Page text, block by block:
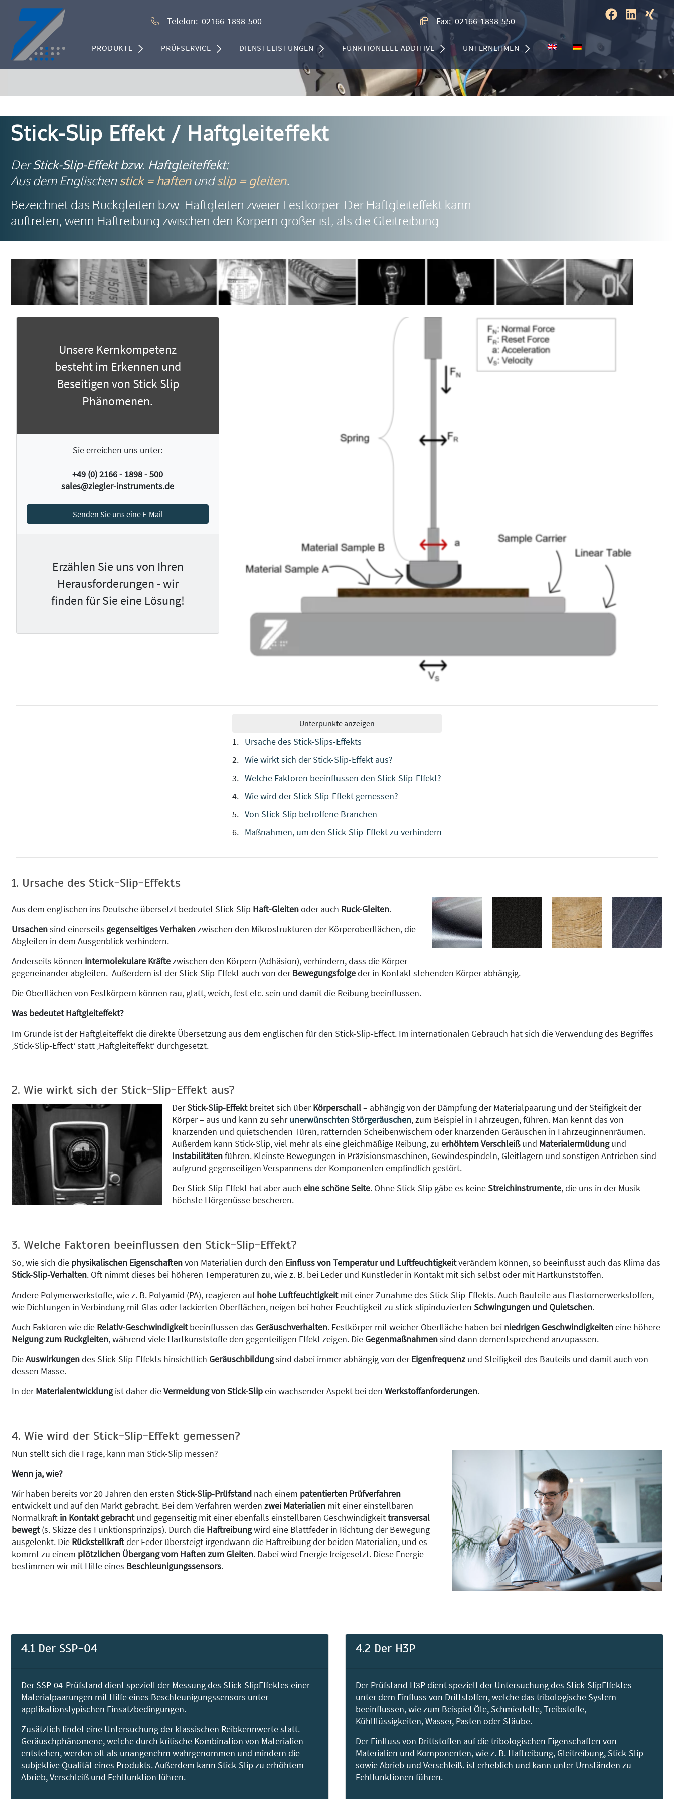
Telefon: 02166-1898-500 Fax: 02166-1898-550
PRODUKTE PRÜFSERVICE DIENSTLEISTUNGEN FUNKTIONELLE ADDITIVE UNTERNEHMEN
Stick-Slip Effekt / Haftgleiteffekt
DerStick-Slip-Effekt bzw. Haftgleiteffekt:
Aus dem Englischenstick = haftenundslip = gleiten.
Bezeichnet das Ruckgleiten bzw. Haftgleiten zweier Festkörper. Der Haftgleiteffekt kann
auftreten, wenn Haftreibung zwischen den Körpern größer ist, als die Gleitreibung.
Unsere Kernkompetenz
besteht im Erkennen und
Beseitigen von Stick Slip
Phänomenen.
Sie erreichen uns unter:
+49 (0) 2166 - 1898 - 500
sales@ziegler-instruments.de
Senden Sie uns eine E-Mail
Erzählen Sie uns von Ihren
Herausforderungen - wir
finden für Sie eine Lösung!
Unterpunkte anzeigen
Ursache des Stick-Slips-Effekts
Wie wirkt sich der Stick-Slip-Effekt aus?
Welche Faktoren beeinflussen den Stick-Slip-Effekt?
Wie wird der Stick-Slip-Effekt gemessen?
Von Stick-Slip betroffene Branchen
Maßnahmen, um den Stick-Slip-Effekt zu verhindern
1. Ursache des Stick-Slip-Effekts
Aus dem englischen ins Deutsche übersetzt bedeutet Stick-Slip Haft-Gleitenoder auch Ruck-Gleiten.
Ursachensind einerseits gegenseitiges Verhakenzwischen den Mikrostrukturen der Körperoberflächen, die
Abgleiten in dem Ausgenblick verhindern.
Anderseits können intermolekulare Kräftezwischen den Körpern (Adhäsion), verhindern, dass die Körper
gegeneinander abgleiten. Außerdem ist der Stick-Slip-Effekt auch von derBewegungsfolgeder in Kontakt stehenden Körper abhängig.
Die Oberflächen von Festkörpern können rau, glatt, weich, fest etc. sein und damit die Reibung beeinflussen.
Was bedeutet Haftgleiteffekt?
Im Grunde ist der Haftgleiteffekt die direkte Übersetzung aus dem englischen für den Stick-Slip-Effect. Im internationalen Gebrauch hat sich die Verwendung des Begriffes
‚Stick-Slip-Effect‘ statt ‚Haftgleiteffekt‘ durchgesetzt.
2. Wie wirkt sich der Stick-Slip-Effekt aus?
DerStick-Slip-Effektbreitet sich überKörperschall– abhängig von der Dämpfung der Materialpaarung und der Steifigkeit der
Körper – aus und kann zu sehrunerwünschten Störgeräuschen, zum Beispiel in Fahrzeugen, führen. Man kennt das von
knarzenden und quietschenden Türen, ratternden Scheibenwischern oder knarzenden Geräuschen in Fahrzeuginnenräumen.
Außerdem kann Stick-Slip, viel mehr als eine gleichmäßige Reibung, zu erhöhtem Verschleißund Materialermüdungund
Instabilitätenführen. Kleinste Bewegungen in Präzisionsmaschinen, Gewindespindeln, Gleitlagern und sonstigen Antrieben sind
aufgrund gegenseitigen Verspannens der Komponenten empfindlich gestört.
Der Stick-Slip-Effekt hat aber auch eine schöne Seite. Ohne Stick-Slip gäbe es keineStreichinstrumente, die uns in der Musik
höchste Hörgenüsse bescheren.
3. Welche Faktoren beeinflussen den Stick-Slip-Effekt?
So, wie sich die physikalischen Eigenschaftenvon Materialien durch den Einfluss von Temperatur und Luftfeuchtigkeitverändern können, so beeinflusst auch das Klima das
Stick-Slip-Verhalten. Oft nimmt dieses bei höheren Temperaturen zu, wie z. B. bei Leder und Kunstleder in Kontakt mit sich selbst oder mit Hartkunststoffen.
Andere Polymerwerkstoffe, wie z. B. Polyamid (PA), reagieren aufhohe Luftfeuchtigkeitmit einer Zunahme des Stick-Slip-Effekts. Auch Bauteile aus Elastomerwerkstoffen,
wie Dichtungen in Verbindung mit Glas oder lackierten Oberflächen, neigen bei hoher Feuchtigkeit zu stick-slipinduzierten Schwingungen und Quietschen.
Auch Faktoren wie die Relativ-Geschwindigkeitbeeinflussen das Geräuschverhalten. Festkörper mit weicher Oberfläche haben bei niedrigen Geschwindigkeiteneine höhere
Neigung zum Ruckgleiten, während viele Hartkunststoffe den gegenteiligen Effekt zeigen. Die Gegenmaßnahmensind dann dementsprechend anzupassen.
DieAuswirkungendes Stick-Slip-Effekts hinsichtlich Geräuschbildungsind dabei immer abhängig von derEigenfrequenz und Steifigkeit des Bauteils und damit auch von
dessen Masse.
In derMaterialentwicklungist daher dieVermeidung von Stick-Slipein wachsender Aspekt bei den Werkstoffanforderungen.
4. Wie wird der Stick-Slip-Effekt gemessen?
Nun stellt sich die Frage, kann man Stick-Slip messen?
Wenn ja, wie?
Wir haben bereits vor 20 Jahren den ersten Stick-Slip-Prüfstand nach einem patentierten Prüfverfahren
entwickelt und auf den Markt gebracht. Bei dem Verfahren werden zwei Materialien mit einer einstellbaren
Normalkraft in Kontakt gebrachtund gegenseitig mit einer ebenfalls einstellbaren Geschwindigkeittransversal
bewegt(s. Skizze des Funktionsprinzips). Durch die Haftreibungwird eine Blattfeder in Richtung der Bewegung
ausgelenkt. Die Rückstellkraftder Feder übersteigt irgendwann die Haftreibung der beiden Materialien, und es
kommt zu einem plötzlichen Übergang vom Haften zum Gleiten. Dabei wird Energie freigesetzt. Diese Energie
bestimmen wir mit Hilfe eines Beschleunigungssensors.
4.1 Der SSP-04
Der SSP-04-Prüfstand dient speziell der Messung des Stick-SlipEffektes einer
Materialpaarungen mit Hilfe eines Beschleunigungssensors unter
applikationstypischen Einsatzbedingungen.
Zusätzlich findet eine Untersuchung der klassischen Reibkennwerte statt.
Geräuschphänomene, welche durch kritische Kombination von Materialien
entstehen, werden oft als unangenehm wahrgenommen und mindern die
subjektive Qualität eines Produkts. Außerdem kann Stick-Slip zu erhöhtem
Abrieb, Verschleiß und Fehlfunktion führen.
4.2 Der H3P
Der Prüfstand H3P dient speziell der Untersuchung des Stick-SlipEffektes
unter dem Einfluss von Drittstoffen, welche das tribologische System
beeinflussen, wie zum Beispiel Öle, Schmierfette, Treibstoffe,
Kühlflüssigkeiten, Wasser, Pasten oder Stäube.
Der Einfluss von Drittstoffen auf die tribologischen Eigenschaften von
Materialien und Komponenten, wie z. B. Haftreibung, Gleitreibung, Stick-Slip
sowie Abrieb und Verschleiß. ist erheblich und kann unter Umständen zu
Fehlfunktionen führen.